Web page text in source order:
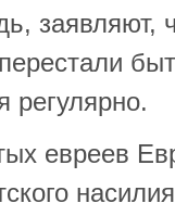
заявляют,
регулярно.
евреев